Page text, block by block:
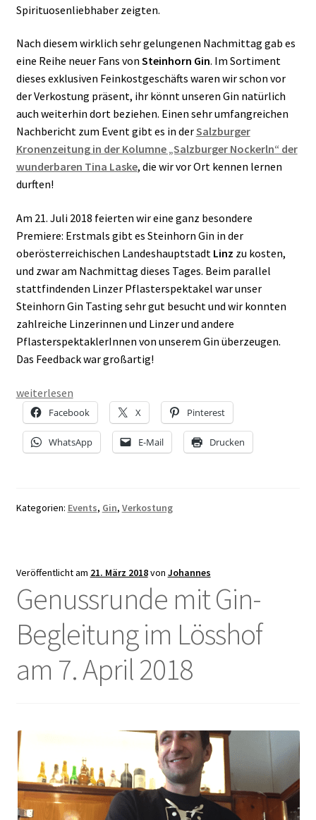
Spirituosenliebhaber zeigten.
Nach diesem wirklich sehr gelungenen Nachmittag gab es
eine Reihe neuer Fans von Steinhorn Gin. Im Sortiment
dieses exklusiven Feinkostgeschäfts waren wir schon vor
der Verkostung präsent, ihr könnt unseren Gin natürlich
auch weiterhin dort beziehen. Einen sehr umfangreichen
Nachbericht zum Event gibt es in derSalzburger
Kronenzeitung in der Kolumne „Salzburger Nockerln“ der
wunderbaren Tina Laske, die wir vor Ort kennen lernen
durften!
Am 21. Juli 2018 feierten wir eine ganz besondere
Premiere: Erstmals gibt es Steinhorn Gin in der
oberösterreichischen Landeshauptstadt Linz zu kosten,
und zwar am Nachmittag dieses Tages. Beim parallel
stattfindenden Linzer Pflasterspektakel war unser
Steinhorn Gin Tasting sehr gut besucht und wir konnten
zahlreiche Linzerinnen und Linzer und andere
PflasterspektaklerInnen von unserem Gin überzeugen.
Das Feedback war großartig!
Gin
Tasting
in
Salzburg
weiterlesen
Facebook X Pinterest
WhatsApp E-Mail Drucken
Kategorien: Events, Gin, Verkostung
Veröffentlicht am 21. März 2018von Johannes
Genussrunde mit Gin-
Begleitung im Lösshof
am 7. April 2018